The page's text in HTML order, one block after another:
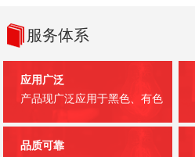
服务体系
应用广泛
产品现广泛应用于黑色、有色
品质可靠